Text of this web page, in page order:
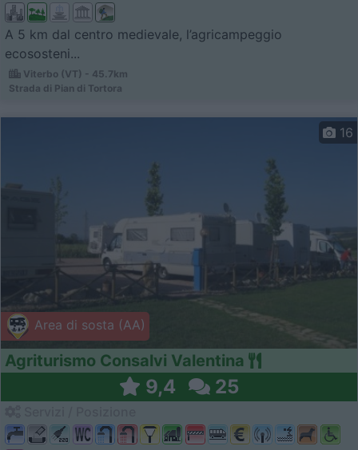
A 5 km dal centro medievale, l’agricampeggio
ecososteni...
Viterbo (VT) - 45.7km
Strada di Pian di Tortora
Area di sosta (AA)
16
Agriturismo Consalvi Valentina
9,4 25